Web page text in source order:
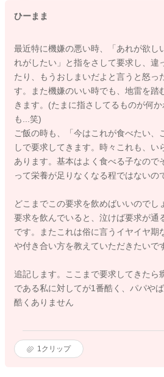
ひーまま
最近特に機嫌の悪い時、「あれが欲し
れがしたい」と指をさして要求し、違
たり、もうおしまいだよと言うと怒っ
す。また機嫌のいい時でも、地雷を踏
きます。(たまに指さしてるものが何
も...笑)
ご飯の時も、「今はこれが食べたい、
しで要求してきます。時々これも、い
あります。基本はよく食べる子なので
って栄養が足りなくなる程ではないの
どこまでこの要求を飲めばいいのでし
要求を飲んでいると、泣けば要求が通
です。またこれは俗に言うイヤイヤ期
や付き合い方を教えていただきたいで
追記します。ここまで要求してきたら
である私に対してが1番酷く、パパや
酷くありません
1 クリップ